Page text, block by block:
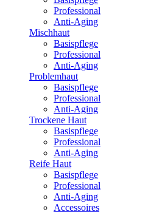
Professional
Anti-Aging
Mischhaut
Basispflege
Professional
Anti-Aging
Problemhaut
Basispflege
Professional
Anti-Aging
Trockene Haut
Basispflege
Professional
Anti-Aging
Reife Haut
Basispflege
Professional
Anti-Aging
Accessoires